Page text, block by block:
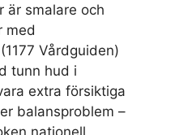
är smalare och
med
Vårdguiden)
tunn hud i
extra försiktiga
balansproblem –
nationell